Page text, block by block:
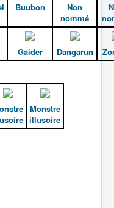
Buubon
Non
nommé
Gaider Dangarun
Monstre
illusoire